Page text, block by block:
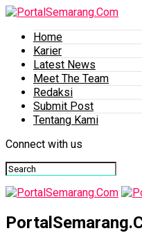
Home
Karier
Latest News
Meet The Team
Redaksi
Submit Post
Tentang Kami
Connect with us